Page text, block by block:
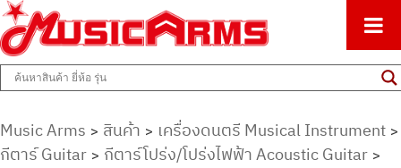
Music Arms
ศูนย์รวมครื่องดนตรีทุกชนิด ตั้งแต่เริ่มต้นถึงมืออาชีพ
Music Arms > สินค้า > เครื่องดนตรี Musical Instrument >
กีตาร์ Guitar > กีตาร์โปร่ง/โปร่งไฟฟ้า Acoustic Guitar >